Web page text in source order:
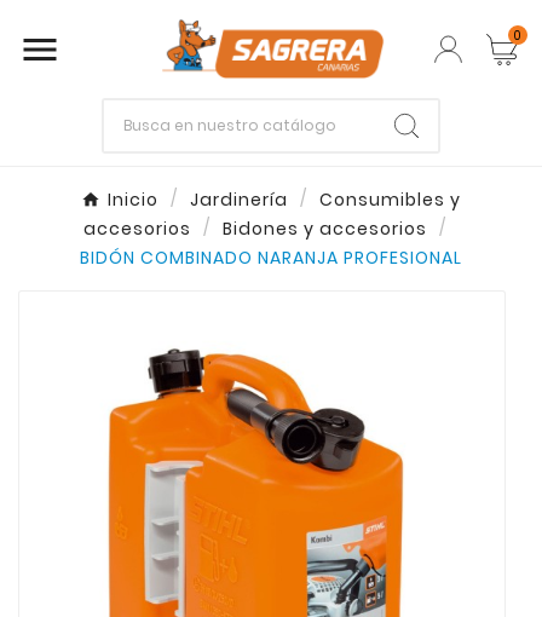
 0
Inicio Jardinería
Consumibles y
accesorios
Bidones y accesorios
BIDÓN COMBINADO NARANJA PROFESIONAL
Enter